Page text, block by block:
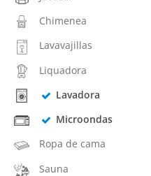
Chimenea
Lavavajillas
Liquadora
Lavadora
Microondas
Ropa de cama
Sauna